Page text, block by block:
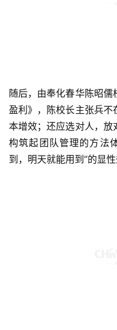
随后，由奉化春华陈昭
盈利》，陈校长主张兵
本增效；还应选对人，放
构筑起团队管理的方法
到，明天就能用到”的显性